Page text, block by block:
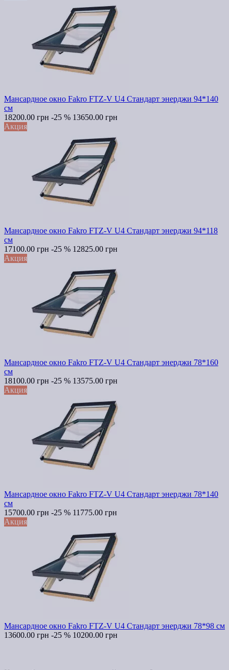
Мансардное окно Fakro FTZ-V U4 Стандарт энерджи 94*140
см
18200.00 грн -25 % 13650.00 грн
Акция
Мансардное окно Fakro FTZ-V U4 Стандарт энерджи 94*118
см
17100.00 грн -25 % 12825.00 грн
Акция
Мансардное окно Fakro FTZ-V U4 Стандарт энерджи 78*160
см
18100.00 грн -25 % 13575.00 грн
Акция
Мансардное окно Fakro FTZ-V U4 Стандарт энерджи 78*140
см
15700.00 грн -25 % 11775.00 грн
Акция
Мансардное окно Fakro FTZ-V U4 Стандарт энерджи 78*98 см
13600.00 грн -25 % 10200.00 грн